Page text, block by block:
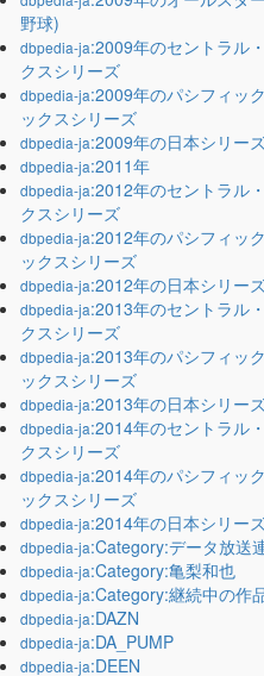
野球)
dbpedia-ja:2009年のセントラル
クスシリーズ
dbpedia-ja:2009年のパシフィッ
ックスシリーズ
dbpedia-ja:2009年の日本シリー
dbpedia-ja:2011年
dbpedia-ja:2012年のセントラル
クスシリーズ
dbpedia-ja:2012年のパシフィッ
ックスシリーズ
dbpedia-ja:2012年の日本シリー
dbpedia-ja:2013年のセントラル
クスシリーズ
dbpedia-ja:2013年のパシフィッ
ックスシリーズ
dbpedia-ja:2013年の日本シリー
dbpedia-ja:2014年のセントラル
クスシリーズ
dbpedia-ja:2014年のパシフィッ
ックスシリーズ
dbpedia-ja:2014年の日本シリー
dbpedia-ja:Category:データ放送
dbpedia-ja:Category:亀梨和也
dbpedia-ja:Category:継続中の作
dbpedia-ja:DAZN
dbpedia-ja:DA_PUMP
dbpedia-ja:DEEN